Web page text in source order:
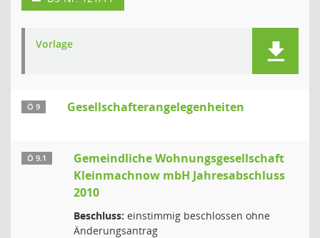
Vorlage
Ö 9 Gesellschafterangelegenheiten
Ö 9.1
Gemeindliche Wohnungsgesellschaft
Kleinmachnow mbH Jahresabschluss
2010
Beschluss: einstimmig beschlossen ohne
Änderungsantrag